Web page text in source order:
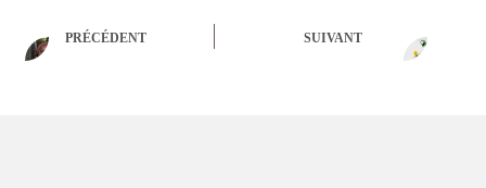
PRÉCÉDENT SUIVANT